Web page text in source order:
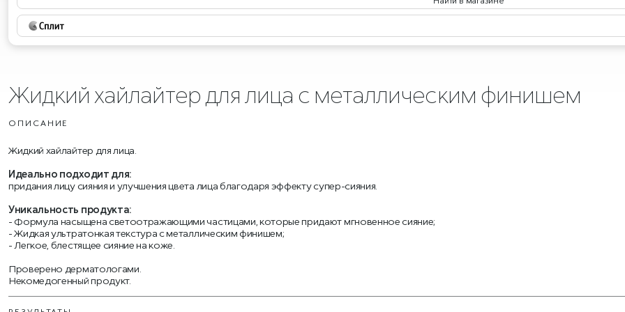
Жидкий хайлайтер для лица с металлическим финишем
ОПИСАНИЕ
Жидкий хайлайтер для лица.
Идеально подходит для:
придания лицу сияния и улучшения цвета лица благодаря эффекту супер-сияния.
Уникальность продукта:
- Формула насыщена светоотражающими частицами, которые придают мгновенное сияние;
- Жидкая ультратонкая текстура с металлическим финишем;
- Легкое, блестящее сияние на коже.
Проверено дерматологами.
Некомедогенный продукт.